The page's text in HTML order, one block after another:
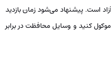
است. پیشنهاد می‌شود زمان بازدید
کنید و وسایل محافظت در برابر